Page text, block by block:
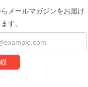
メールマガジンをお届け
す。